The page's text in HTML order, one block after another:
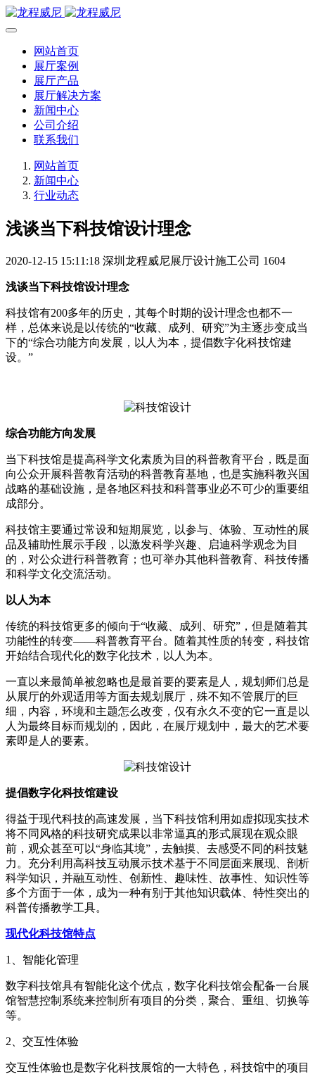
网站首页
展厅案例
展厅产品
展厅解决方案
新闻中心
公司介绍
联系我们
网站首页
新闻中心
行业动态
浅谈当下科技馆设计理念
2020-12-15 15:11:18 深圳龙程威尼展厅设计施工公司 1604
浅谈当下科技馆设计理念
科技馆有200多年的历史，其每个时期的设计理念也都不一
样，总体来说是以传统的“收藏、成列、研究”为主逐步变成当
下的“综合功能方向发展，以人为本，提倡数字化科技馆建
设。”
综合功能方向发展
当下科技馆是提高科学文化素质为目的科普教育平台，既是面
向公众开展科普教育活动的科普教育基地，也是实施科教兴国
战略的基础设施，是各地区科技和科普事业必不可少的重要组
成部分。
科技馆主要通过常设和短期展览，以参与、体验、互动性的展
品及辅助性展示手段，以激发科学兴趣、启迪科学观念为目
的，对公众进行科普教育；也可举办其他科普教育、科技传播
和科学文化交流活动。
以人为本
传统的科技馆更多的倾向于“收藏、成列、研究”，但是随着其
功能性的转变——科普教育平台。随着其性质的转变，科技馆
开始结合现代化的数字化技术，以人为本。
一直以来最简单被忽略也是最首要的要素是人，规划师们总是
从展厅的外观适用等方面去规划展厅，殊不知不管展厅的巨
细，内容，环境和主题怎么改变，仅有永久不变的它一直是以
人为最终目标而规划的，因此，在展厅规划中，最大的艺术要
素即是人的要素。
提倡数字化科技馆建设
得益于现代科技的高速发展，当下科技馆利用如虚拟现实技术
将不同风格的科技研究成果以非常逼真的形式展现在观众眼
前，观众甚至可以“身临其境”，去触摸、去感受不同的科技魅
力。充分利用高科技互动展示技术基于不同层面来展现、剖析
科学知识，并融互动性、创新性、趣味性、故事性、知识性等
多个方面于一体，成为一种有别于其他知识载体、特性突出的
科普传播教学工具。
现代化科技馆特点
1、智能化管理
数字科技馆具有智能化这个优点，数字化科技馆会配备一台展
馆智慧控制系统来控制所有项目的分类，聚合、重组、切换等
等。
2、交互性体验
交互性体验也是数字化科技展馆的一大特色，科技馆中的项目